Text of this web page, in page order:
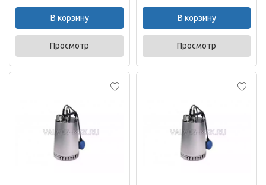
В корзину
Просмотр
В корзину
Просмотр